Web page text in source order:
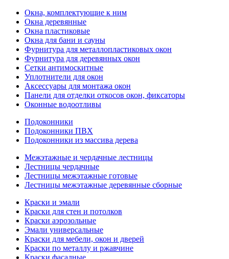
Окна, комплектующие к ним
Окна деревянные
Окна пластиковые
Окна для бани и сауны
Фурнитура для металлопластиковых окон
Фурнитура для деревянных окон
Сетки антимоскитные
Уплотнители для окон
Аксессуары для монтажа окон
Панели для отделки откосов окон, фиксаторы
Оконные водоотливы
Подоконники
Подоконники ПВХ
Подоконники из массива дерева
Межэтажные и чердачные лестницы
Лестницы чердачные
Лестницы межэтажные готовые
Лестницы межэтажные деревянные сборные
Краски и эмали
Краски для стен и потолков
Краски аэрозольные
Эмали универсальные
Краски для мебели, окон и дверей
Краски по металлу и ржавчине
Краски фасадные